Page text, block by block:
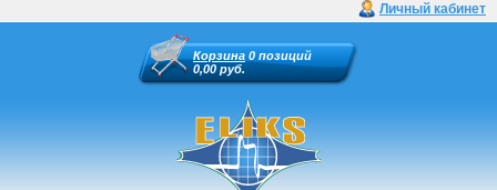
Личный кабинет
Корзина 0 позиций
0,00 руб.